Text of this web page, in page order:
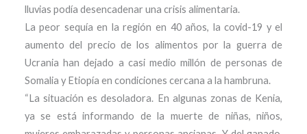
lluvias podía desencadenar una crisis alimentaria.
La peor sequía en la región en 40 años, la covid-19 y el
aumento del precio de los alimentos por la guerra de
Ucrania han dejado a casi medio millón de personas de
Somalia y Etiopía en condiciones cercana a la hambruna.
“La situación es desoladora. En algunas zonas de Kenia,
ya se está informando de la muerte de niñas, niños,